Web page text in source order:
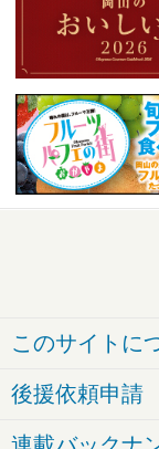
このサイトに
後援依頼申請